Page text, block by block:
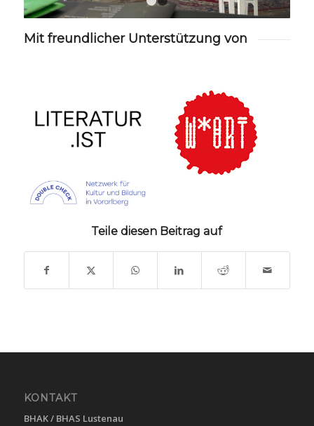
1 2
Mit freundlicher Unterstützung von
Teile diesen Beitrag auf
KONTAKT
BHAK / BHAS Lustenau